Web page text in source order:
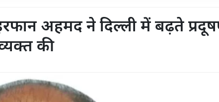
अहमद ने दिल्ली में बढ़ते
की